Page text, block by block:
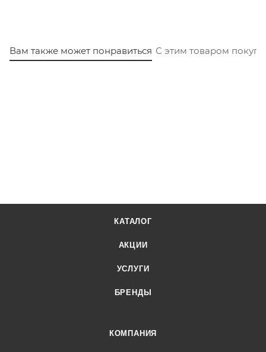
Вам также может понравиться С этим товаром
КАТАЛОГ
АКЦИИ
УСЛУГИ
БРЕНДЫ
КОМПАНИЯ